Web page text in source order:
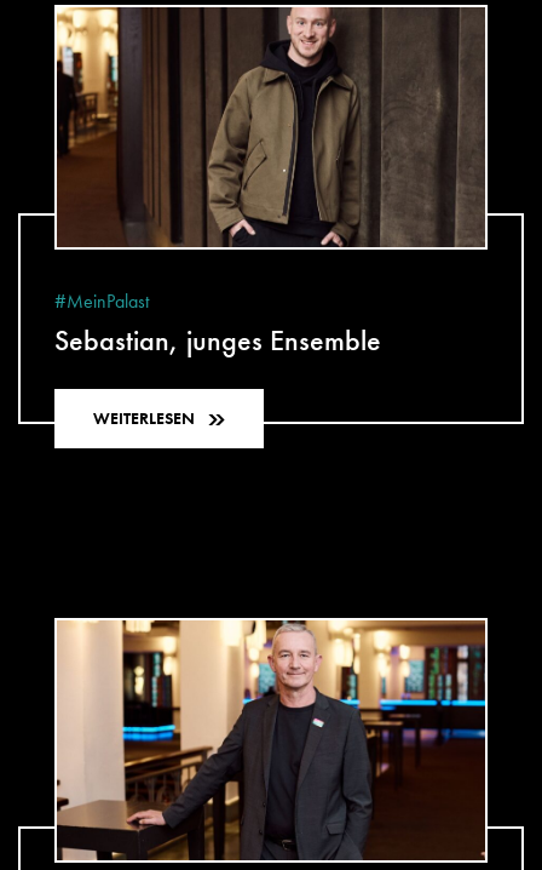
#MeinPalast
Sebastian, junges Ensemble
WEITERLESEN